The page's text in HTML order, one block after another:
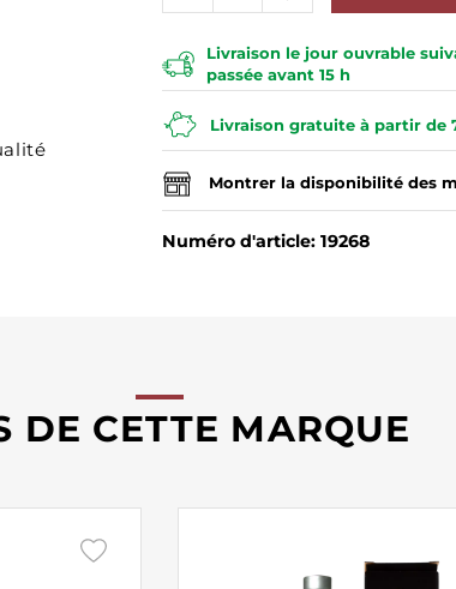
Livraison le jour ouvrable
passée avant 15 h
Livraison gratuite à partir de
Montrer la disponibilité des
Numéro d'article: 19268
DE CETTE MARQUE